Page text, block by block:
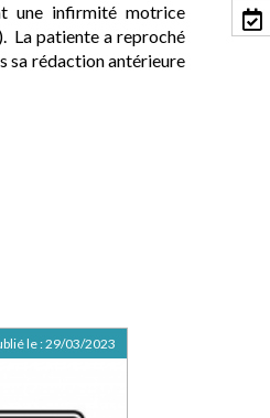
une infirmité motrice
La patiente a reproché
sa rédaction antérieure
le :29/03/2023